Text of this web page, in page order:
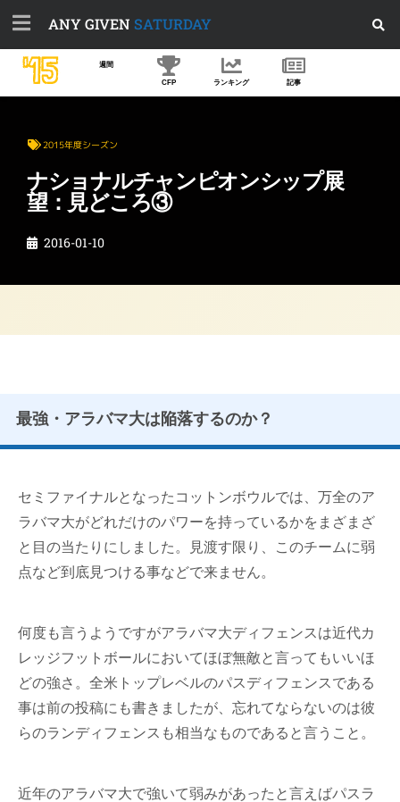
ANY GIVEN SATURDAY
'15 週間
CFP ランキング 記事
2015年度シーズン
ナショナルチャンピオンシップ展
望：見どころ③
2016-01-10
最強・アラバマ大は陥落するのか？
セミファイナルとなったコットンボウルでは、万全のア
ラバマ大がどれだけのパワーを持っているかをまざまざ
と目の当たりにしました。見渡す限り、このチームに弱
点など到底見つける事などで来ません。
何度も言うようですがアラバマ大ディフェンスは近代カ
レッジフットボールにおいてほぼ無敵と言ってもいいほ
どの強さ。全米トップレベルのパスディフェンスである
事は前の投稿にも書きましたが、忘れてならないのは彼
らのランディフェンスも相当なものであると言うこと。
近年のアラバマ大で強いて弱みがあったと言えばパスラ